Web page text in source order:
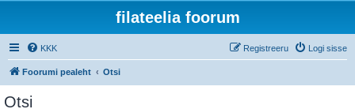
filateelia foorum
KKK Logi sisse
Registreeru
Foorumi pealeht Otsi
Otsi